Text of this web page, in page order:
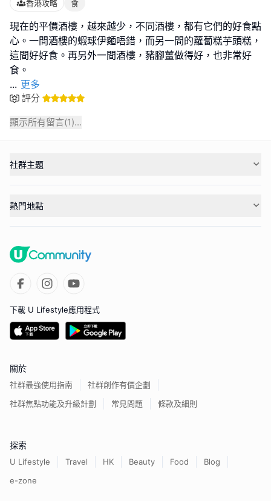
香港攻略 食
現在的平價酒樓，越來越少，不同酒樓，都有它們的好食點
心。一間酒樓的蝦球伊麵唔錯，而另一間的蘿蔔糕芋頭糕，
這間好好食。再另外一間酒樓，豬腳薑做得好，也非常好
... 更多
評分
顯示所有留言(1)...
社群主題
熱門地點
下載 U Lifestyle應用程式
關於
社群最強使用指南
社群創作有價企劃
社群焦點功能及升級計劃
常見問題 條款及細則
探索
U Lifestyle Travel HK Beauty Food
Blog
e-zone